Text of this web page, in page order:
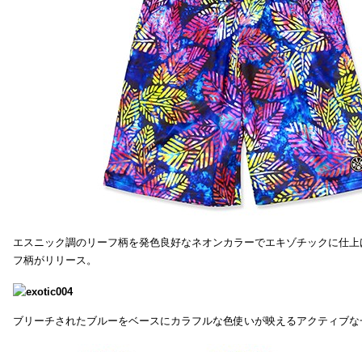
エスニック調のリーフ柄を発色良好なネオンカラーでエキゾチックに仕
フ柄がリリース。
ブリーチされたブルーをベースにカラフルな色使いが映えるアクティブ